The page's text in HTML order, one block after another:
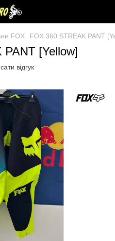
FOX FOX 360 STREAK PANT
[Yellow]
відгук